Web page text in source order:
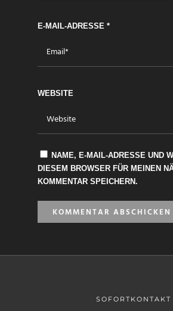
E-MAIL-ADRESSE *
WEBSITE
NAME, E-MAIL-ADRESSE UND
DIESEM BROWSER FÜR MEINEN
KOMMENTAR SPEICHERN.
SOFORTKONTAKT